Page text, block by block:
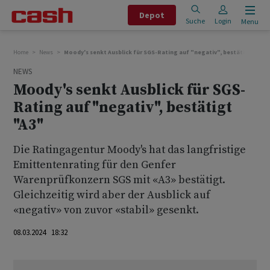
Depot
Suche Login Menu
Home News Moody's senkt Ausblick für SGS-Rating auf "negativ", bestätigt "A3"
NEWS
Moody's senkt Ausblick für SGS-
Rating auf "negativ", bestätigt
"A3"
Die Ratingagentur Moody's hat das langfristige
Emittentenrating für den Genfer
Warenprüfkonzern SGS mit «A3» bestätigt.
Gleichzeitig wird aber der Ausblick auf
«negativ» von zuvor «stabil» gesenkt.
08.03.2024 18:32